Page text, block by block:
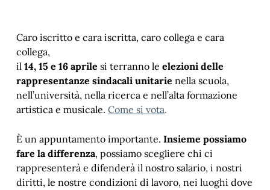
Caro iscritto e cara iscritta, caro collega e cara
collega,
il 14, 15 e 16 aprile si terranno le elezioni delle
rappresentanze sindacali unitarie nella scuola,
nell’università, nella ricerca e nell’alta formazione
artistica e musicale. Come si vota.
È un appuntamento importante. Insieme possiamo
fare la differenza, possiamo scegliere chi ci
rappresenterà e difenderà il nostro salario, i nostri
diritti, le nostre condizioni di lavoro, nei luoghi dove